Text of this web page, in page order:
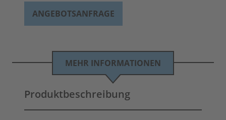
ANGEBOTSANFRAGE
MEHR INFORMATIONEN
Produktbeschreibung